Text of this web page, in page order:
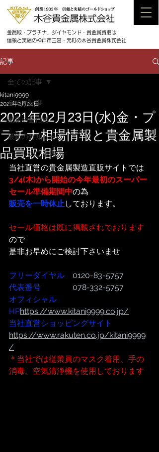
金買取・プラチナ、ダイヤモンド・貴金属買取は
信頼と実績の神戸市三宮・元町の木谷貴金属株式会社
記事
全ての記事
最新の金価格
最新のお知らせ
セールのご案内
全ての記事
2021年02月23日(水)金・プ
ラチナ相場情報と貴金属製
品買取相場
kitani9999
2021年2月24日
当社直営の貴金属製造直販サイトでは
3/4(木)から開始の今年最初のスーパー
セール準備期間中の為
販売を一時休止しております。
セール価格は既に掲載されております
ので
是非お早めにご検討下さいませ
フリーダイヤル 0120-83-5757
代表番号
              078-332-5757
オフィシャル
HPhttps://www.kitani9999.co.jp/
当社直営ショッピングサイト
https://www.rakuten.co.jp/kitani9999
/
＊当社では従業員のマスク着用、手の
消毒、空気清浄機を使用しております